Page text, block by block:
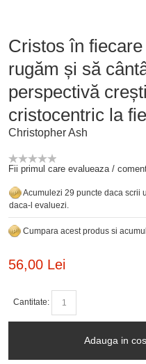
Cristos în
rugăm și să
perspectivă
cristocentric la
Christopher Ash
Fii primul care evalueaza /
Acumulezi 29 puncte daca scrii
daca-l evaluezi.
Cumpara acest produs si
56,00 Lei
Cantitate:
Adauga in cos